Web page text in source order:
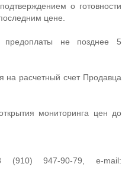
о готовности
цене.
предоплаты не позднее 5
на расчетный счет Продавца
мониторинга цен до
(910) 947-90-79, e-mail: